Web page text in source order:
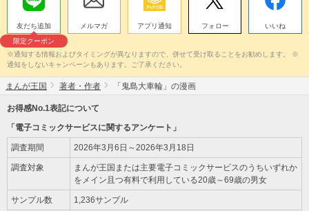
友だち追加
限定クーポン
メルマガ アプリ通知 フォロー いいね
※通知する情報およびタイミングが異なりますので、併せて受け取ることをお勧めします。 ※
通知をしないキャンペーンもあります。ご了承ください。
まんが王国 著者・作者 「鬼島大車輪」の漫画
お得感No.1表記について
「電子コミックサービスに関するアンケート」
調査期間 2026年3月6日～2026年3月18日
調査対象
まんが王国または主要電子コミックサービスのうちいずれか
をメイン且つ有料で利用している20歳～69歳の男女
サンプル数 1,236サンプル